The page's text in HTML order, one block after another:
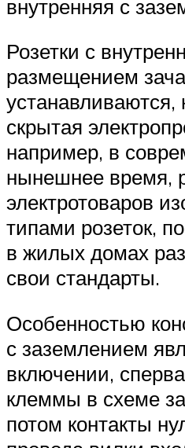
внутренняя с
Розетки с
размещением
устанавливаются,
скрытая
например, в
нынешнее время,
электротоваров
типами розеток,
в жилых домах
свои стандарты.
Особенностью
с заземлением
включении,
клеммы в схеме
потом контакты